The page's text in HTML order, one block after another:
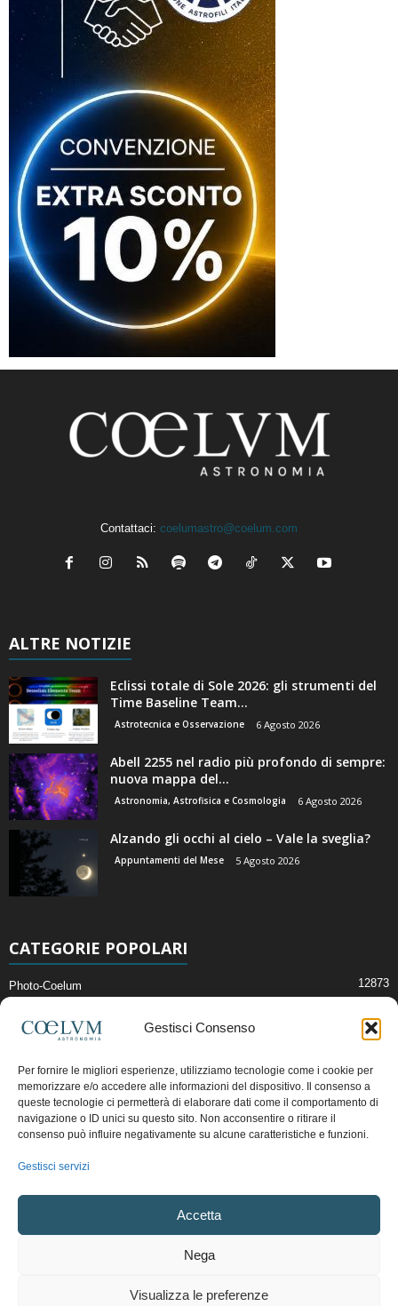
Gestisci Consenso
Per fornire le migliori esperienze, utilizziamo tecnologie come i cookie per
memorizzare e/o accedere alle informazioni del dispositivo. Il consenso a
queste tecnologie ci permetterà di elaborare dati come il comportamento di
navigazione o ID unici su questo sito. Non acconsentire o ritirare il
consenso può influire negativamente su alcune caratteristiche e funzioni.
Gestisci servizi
Accetta
Nega
Visualizza le preferenze
Contattaci: coelumastro@coelum.com
ALTRE NOTIZIE
Eclissi totale di Sole 2026: gli strumenti del
Time Baseline Team...
Astrotecnica e Osservazione 6 Agosto 2026
Abell 2255 nel radio più profondo di sempre:
nuova mappa del...
Astronomia, Astrofisica e Cosmologia 6 Agosto 2026
Alzando gli occhi al cielo – Vale la sveglia?
Appuntamenti del Mese 5 Agosto 2026
CATEGORIE POPOLARI
Photo-Coelum 12873
News di Astronomia 2409
Cielo del Mese
Astronomia, Astrofisica e Cosmologia
Articoli e Risorse On-Line
Copyright © 1997 - 2024 vietata la riproduzione.
Termini e Condizioni di Vendita